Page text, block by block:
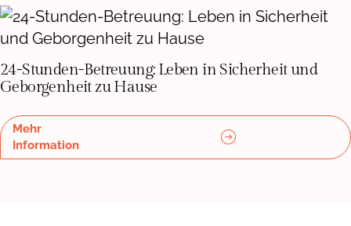
24-Stunden-Betreuung: Leben in Sicherheit und
Geborgenheit zu Hause
Mehr
Information